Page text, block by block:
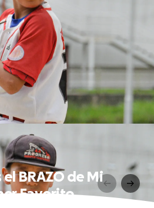
el BRAZO de Mi
Favorito